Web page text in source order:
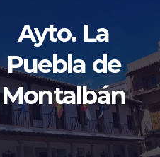
Ayto. La
Puebla de
Montalbán